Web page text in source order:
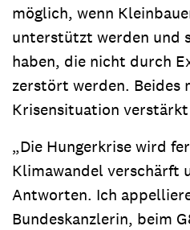
möglich, wenn
unterstützt werden und
haben, die nicht durch
zerstört werden. Beides
Krisensituation
„Die Hungerkrise wird
Klimawandel verschärft
Antworten. Ich
Bundeskanzlerin, beim